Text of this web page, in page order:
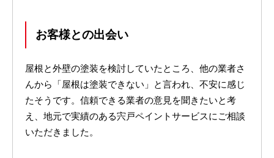
お客様との出会い
屋根と外壁の塗装を検討していたところ、他の業者さ
んから「屋根は塗装できない」と言われ、不安に感じ
たそうです。信頼できる業者の意見を聞きたいと考
え、地元で実績のある宍戸ペイントサービスにご相談
いただきました。